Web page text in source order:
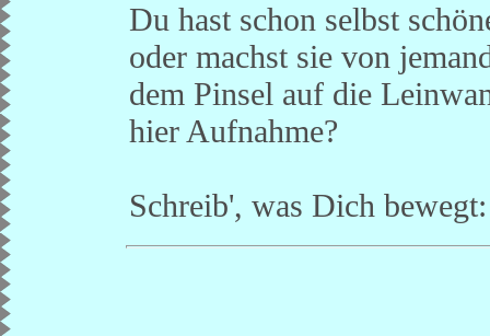
Du hast schon selbst
oder machst sie von
dem Pinsel auf die
hier Aufnahme?
Schreib', was Dich